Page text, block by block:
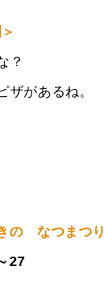
？
ザがあるね。
の なつまつり
27